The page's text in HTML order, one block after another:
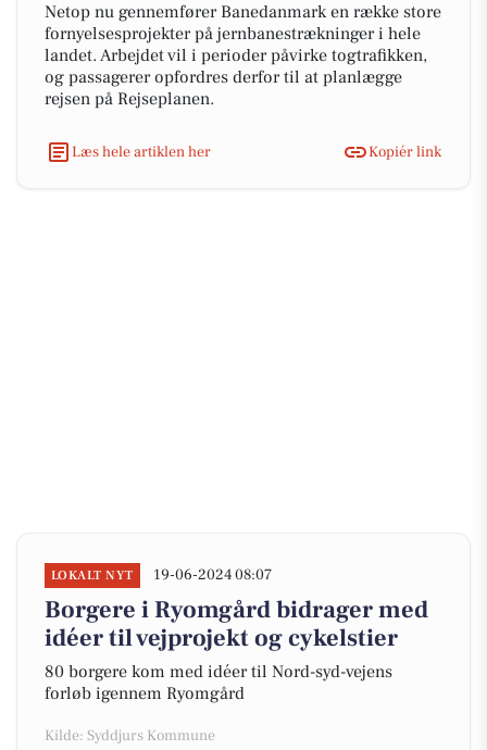
Netop nu gennemfører Banedanmark en række store
fornyelsesprojekter på jernbanestrækninger i hele
landet. Arbejdet vil i perioder påvirke togtrafikken,
og passagerer opfordres derfor til at planlægge
rejsen på Rejseplanen.
Læs hele artiklen her Kopiér link
LOKALT NYT 19-06-2024 08:07
Borgere i Ryomgård bidrager med
idéer til vejprojekt og cykelstier
80 borgere kom med idéer til Nord-syd-vejens
forløb igennem Ryomgård
Kilde: Syddjurs Kommune